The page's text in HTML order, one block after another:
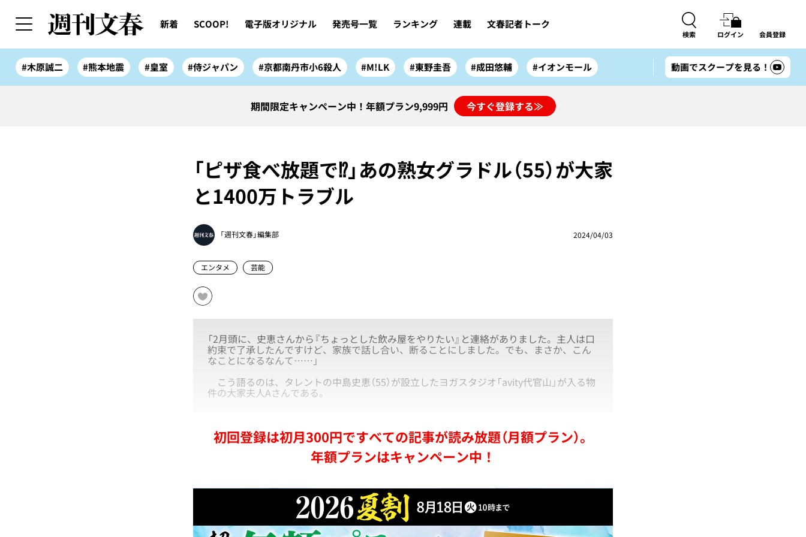
新着 SCOOP! 電子版オリジナル 発売号一覧 ランキング 連載 文春記者トーク
検索 ログイン 会員登録
#木原誠二 #熊本地震 #皇室 #侍ジャパン #京都南丹市小6殺人 #M!LK #東野圭吾 #成田悠輔 #イオンモール 動画でスクープを見る！
期間限定キャンペーン中！年額プラン9,999円 今すぐ登録する≫
「ピザ食べ放題で⁉」あの熟女グラドル（55）が大家
と1400万トラブル
「週刊文春」編集部 2024/04/03
エンタメ 芸能
「2月頭に、史恵さんから『ちょっとした飲み屋をやりたい』と連絡がありました。主人は口
約束で了承したんですけど、家族で話し合い、断ることにしました。でも、まさか、こん
なことになるなんて……」
こう語るのは、タレントの中島史恵（55）が設立したヨガスタジオ「avity代官山」が入る物
件の大家夫人Aさんである。
初回登録は初月300円ですべての記事が読み放題（月額プラン）。
年額プランはキャンペーン中！